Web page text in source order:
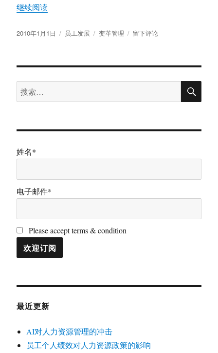
继续阅读“也谈分享”
发
2010年1月1日
分
员工发展
标
变革管理
于
分
留下评论
搜
索：
搜
姓名*
电子邮件*
Please accept terms & condition
最近更新
AI对人力资源管理的冲击
员工个人绩效对人力资源政策的影响